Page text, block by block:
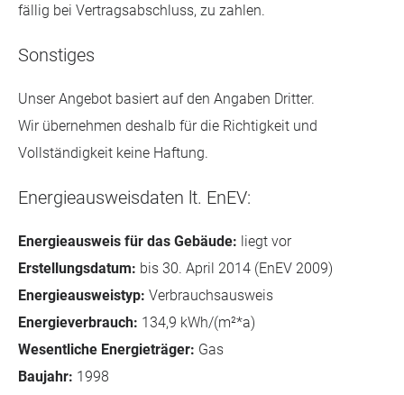
fällig bei Vertragsabschluss, zu zahlen.
Sonstiges
Unser Angebot basiert auf den Angaben Dritter.
Wir übernehmen deshalb für die Richtigkeit und
Vollständigkeit keine Haftung.
Energieausweisdaten lt. EnEV:
Energieausweis für das Gebäude: liegt vor
Erstellungsdatum: bis 30. April 2014 (EnEV 2009)
Energieausweistyp: Verbrauchsausweis
Energieverbrauch: 134,9 kWh/(m²*a)
Wesentliche Energieträger: Gas
Baujahr: 1998